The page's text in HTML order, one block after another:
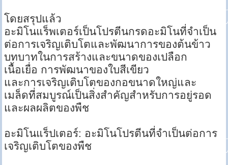
โดยสรุปแล้ว
อะมิโนแร็พเตอร์เป็นโปรตีนกรดอะมิโนที่จำเป็น
ต่อการเจริญเติบโตและพัฒนาการของต้นข้าว
บทบาทในการสร้างและขนาดของเปลือก
เนื้อเยื่อ การพัฒนาของใบสีเขียว
และการเจริญเติบโตของกอขนาดใหญ่และ
เมล็ดที่สมบูรณ์เป็นสิ่งสำคัญสำหรับการอยู่รอด
และผลผลิตของพืช
อะมิโนแร็ปเตอร์: อะมิโนโปรตีนที่จำเป็นต่อการ
เจริญเติบโตของพืช